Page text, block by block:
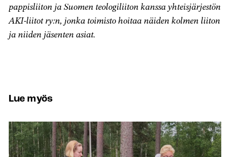
pappisliiton ja Suomen teologiliiton kanssa yhteisjärjestön
AKI-liitot ry:n, jonka toimisto hoitaa näiden kolmen liiton
ja niiden jäsenten asiat.
Lue myös